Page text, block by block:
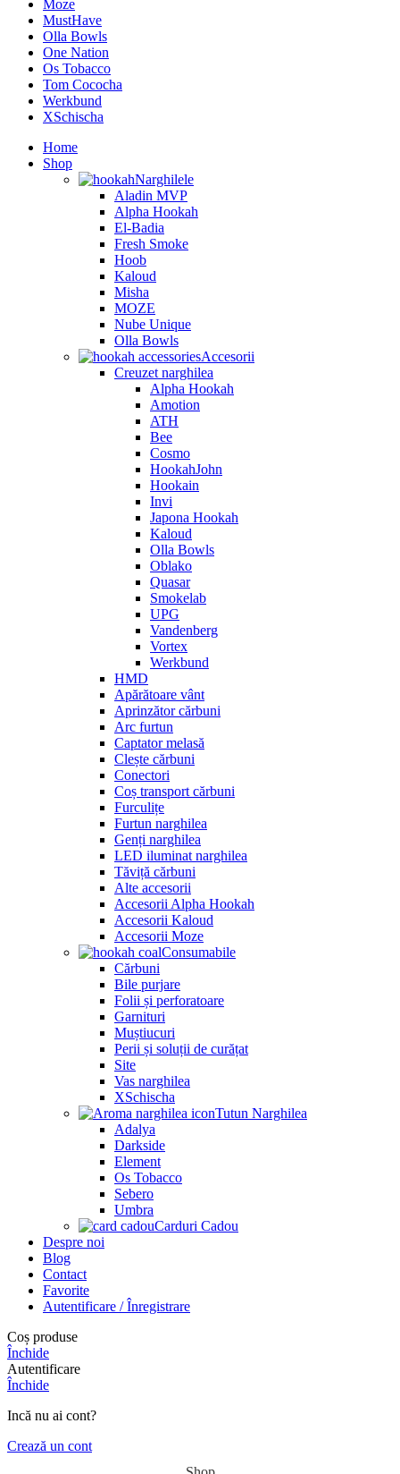
Moze
MustHave
Olla Bowls
One Nation
Os Tobacco
Tom Cococha
Werkbund
XSchischa
Home
Shop
Narghilele
Aladin MVP
Alpha Hookah
El-Badia
Fresh Smoke
Hoob
Kaloud
Misha
MOZE
Nube Unique
Olla Bowls
Accesorii
Creuzet narghilea
Alpha Hookah
Amotion
ATH
Bee
Cosmo
HookahJohn
Hookain
Invi
Japona Hookah
Kaloud
Olla Bowls
Oblako
Quasar
Smokelab
UPG
Vandenberg
Vortex
Werkbund
HMD
Apărătoare vânt
Aprinzător cărbuni
Arc furtun
Captator melasă
Clește cărbuni
Conectori
Coș transport cărbuni
Furculițe
Furtun narghilea
Genți narghilea
LED iluminat narghilea
Tăviță cărbuni
Alte accesorii
Accesorii Alpha Hookah
Accesorii Kaloud
Accesorii Moze
Consumabile
Cărbuni
Bile purjare
Folii și perforatoare
Garnituri
Muștiucuri
Perii și soluții de curățat
Site
Vas narghilea
XSchischa
Tutun Narghilea
Adalya
Darkside
Element
Os Tobacco
Sebero
Umbra
Carduri Cadou
Despre noi
Blog
Contact
Favorite
Autentificare / Înregistrare
Coș produse
Închide
Autentificare
Închide
Incă nu ai cont?
Crează un cont